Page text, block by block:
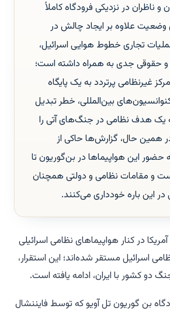
و ناظران در نزدیکی فرودگاه کاملاً
علاوه بر ایجاد چالش در
تجاری خطوط هوایی اسرائیل،
و حقوقی جدی به همراه داشته است؛
غیرنظامی پرتردد به یک پایگاه
بین‌المللی، خطر تبدیل
یک هدف نظامی در جنگ‌های آتی را
همین حال، گزارش‌ها حاکی از
حضور این هواپیماها در بن‌گوریون تا
سال ۲۰۲۷ است و مقامات نظامی و دولتی همچنان
در این باره خودداری می‌کنند.
در کنار هواپیماهای نظامی اسرائیلی
اسرائیل مستقر شده‌اند؛ این استقرار،
کشور با ایران، ادامه یافته است.
بن گوریون تل آویو که توسط فایننشال